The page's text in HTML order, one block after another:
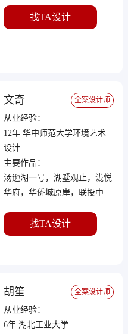
公馆叠拼350 碧桂园水蓝湾别
墅400 襄阳水云墅别墅500 鄂
找TA设计
文奇 全案设计师
从业经验：
12年 华中师范大学环境艺术
设计
主要作品：
汤逊湖一号，湖墅观止，泷悦
华府，华侨城原岸，联投中
找TA设计
胡笙 全案设计师
从业经验：
6年 湖北工业大学